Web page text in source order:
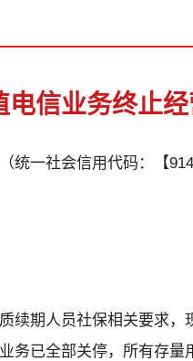
电信业务终止
统一社会信用代码：【
续期人员社保相关要求，
务已全部关停，所有存